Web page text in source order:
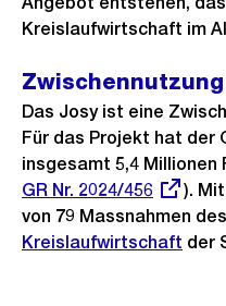
Kreislaufwirtschaft im
Das Josy ist eine
Für das Projekt hat der
insgesamt 5,4 Millionen
GR Nr. 2024/456
).
von 79 Massnahmen des
Kreislaufwirtschaft der